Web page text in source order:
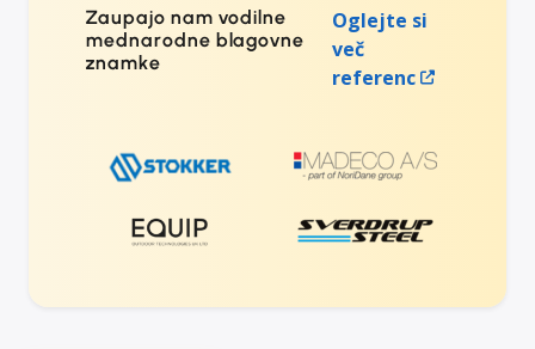
Zaupajo nam vodilne
mednarodne blagovne
znamke
Oglejte si
več
referenc